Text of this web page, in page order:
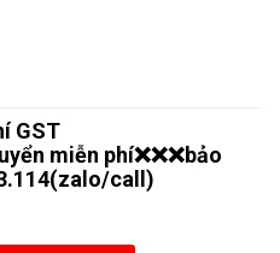
GST
miễn phí❌❌❌bảo
call)